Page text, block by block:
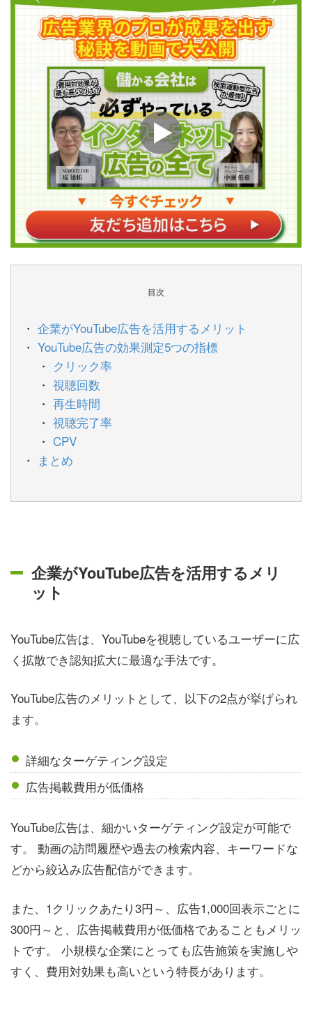
目次
企業がYouTube広告を活用するメリット
YouTube広告の効果測定5つの指標
クリック率
視聴回数
再生時間
視聴完了率
CPV
まとめ
企業がYouTube広告を活用するメリ
ット
YouTube広告は、YouTubeを視聴しているユーザーに広
く拡散でき認知拡大に最適な手法です。
YouTube広告のメリットとして、以下の2点が挙げられ
ます。
詳細なターゲティング設定
広告掲載費用が低価格
YouTube広告は、細かいターゲティング設定が可能で
す。 動画の訪問履歴や過去の検索内容、キーワードな
どから絞込み広告配信ができます。
また、1クリックあたり3円～、広告1,000回表示ごとに
300円～と、広告掲載費用が低価格であることもメリッ
トです。 小規模な企業にとっても広告施策を実施しや
すく、費用対効果も高いという特長があります。